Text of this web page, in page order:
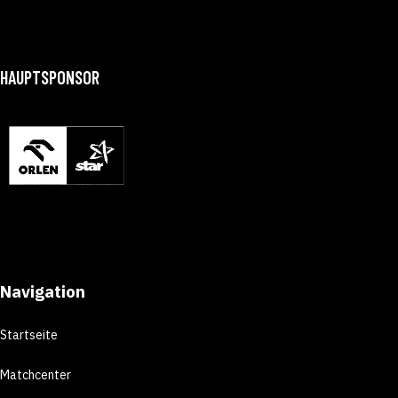
HAUPTSPONSOR
Navigation
Startseite
Matchcenter